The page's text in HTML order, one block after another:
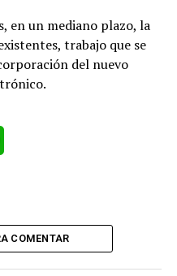
en un mediano plazo, la
trabajo que se
del nuevo
COMENTAR